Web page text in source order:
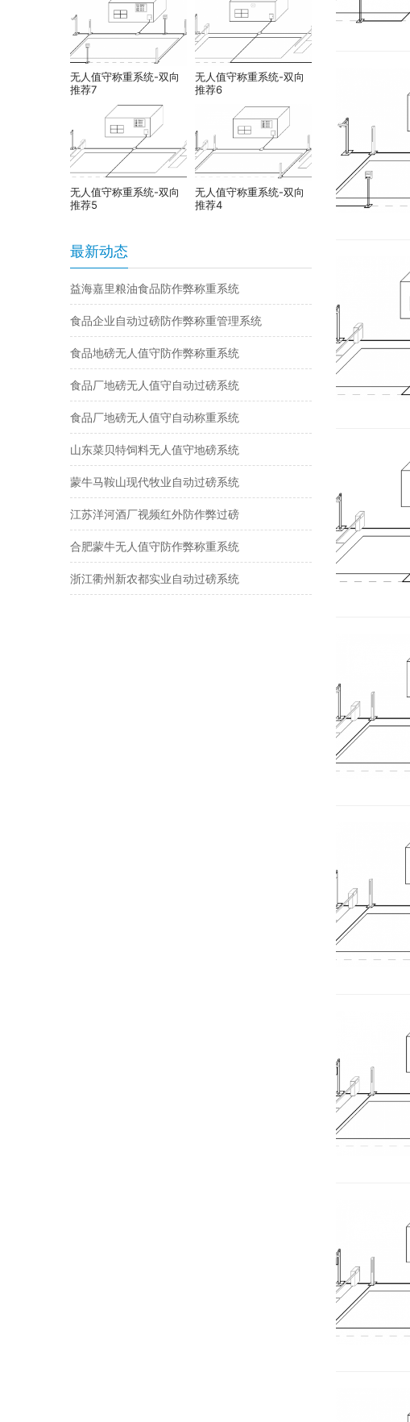
无人值守称重系统-双向
推荐7
无人值守称重系统-双向
推荐6
无人值守称重系统-双向
推荐5
无人值守称重系统-双向
推荐4
最新动态
益海嘉里粮油食品防作弊称重系统
食品企业自动过磅防作弊称重管理系统
食品地磅无人值守防作弊称重系统
食品厂地磅无人值守自动过磅系统
食品厂地磅无人值守自动称重系统
山东菜贝特饲料无人值守地磅系统
蒙牛马鞍山现代牧业自动过磅系统
江苏洋河酒厂视频红外防作弊过磅
合肥蒙牛无人值守防作弊称重系统
浙江衢州新农都实业自动过磅系统